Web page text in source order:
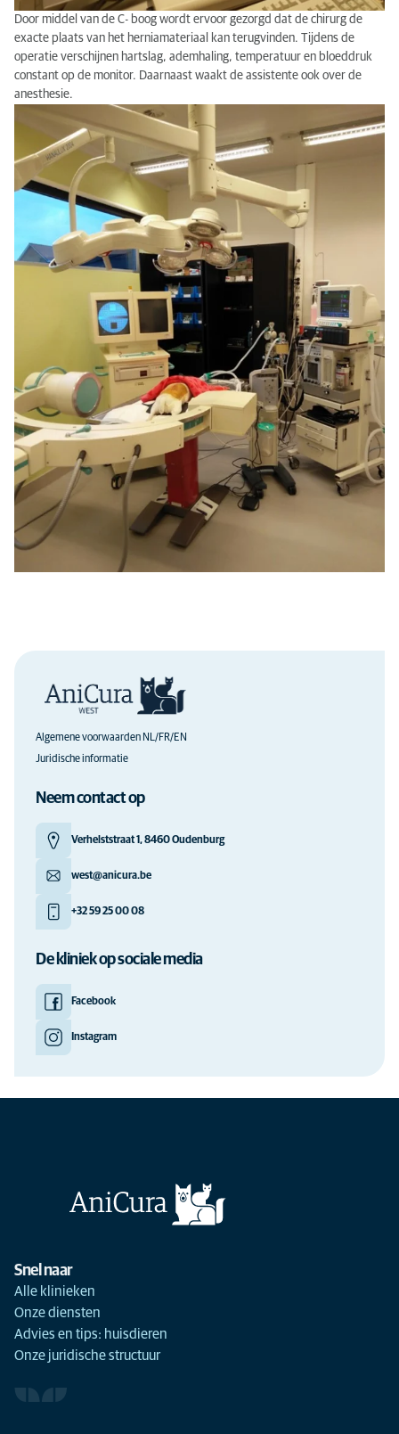
Door middel van de C- boog wordt ervoor gezorgd dat de chirurg de
exacte plaats van het herniamateriaal kan terugvinden. Tijdens de
operatie verschijnen hartslag, ademhaling, temperatuur en bloeddruk
constant op de monitor. Daarnaast waakt de assistente ook over de
anesthesie.
Algemene voorwaarden NL/FR/EN
Juridische informatie
Neem contact op
Verhelststraat 1, 8460 Oudenburg
west@anicura.be
+32 59 25 00 08
De kliniek op sociale media
Facebook
Instagram
Snel naar
Alle klinieken
Onze diensten
Advies en tips: huisdieren
Onze juridische structuur